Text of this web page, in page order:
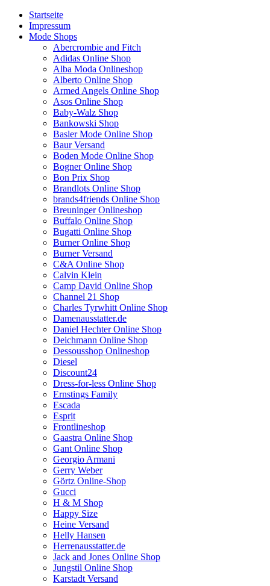
Startseite
Impressum
Mode Shops
Abercrombie and Fitch
Adidas Online Shop
Alba Moda Onlineshop
Alberto Online Shop
Armed Angels Online Shop
Asos Online Shop
Baby-Walz Shop
Bankowski Shop
Basler Mode Online Shop
Baur Versand
Boden Mode Online Shop
Bogner Online Shop
Bon Prix Shop
Brandlots Online Shop
brands4friends Online Shop
Breuninger Onlineshop
Buffalo Online Shop
Bugatti Online Shop
Burner Online Shop
Burner Versand
C&A Online Shop
Calvin Klein
Camp David Online Shop
Channel 21 Shop
Charles Tyrwhitt Online Shop
Damenausstatter.de
Daniel Hechter Online Shop
Deichmann Online Shop
Dessousshop Onlineshop
Diesel
Discount24
Dress-for-less Online Shop
Ernstings Family
Escada
Esprit
Frontlineshop
Gaastra Online Shop
Gant Online Shop
Georgio Armani
Gerry Weber
Görtz Online-Shop
Gucci
H & M Shop
Happy Size
Heine Versand
Helly Hansen
Herrenausstatter.de
Jack and Jones Online Shop
Jungstil Online Shop
Karstadt Versand